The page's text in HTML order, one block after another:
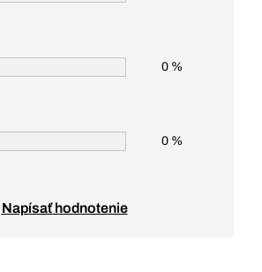
0 %
0 %
Napísať hodnotenie